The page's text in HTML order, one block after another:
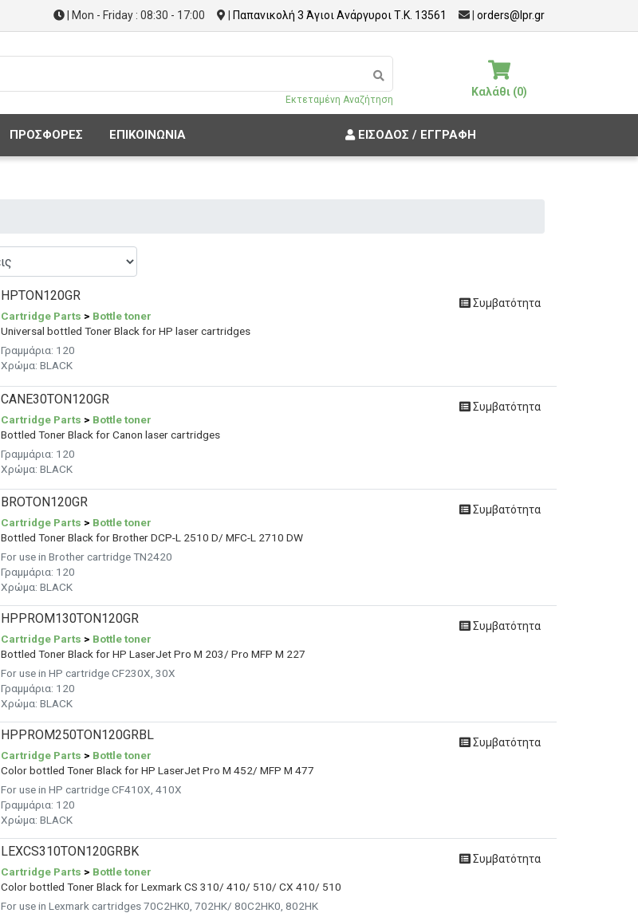
| Mon - Friday : 08:30 - 17:00 Παπανικολή 3 Άγιοι Ανάργυροι Τ.Κ. 13561 orders@lpr.gr
Εκτεταμένη Αναζήτηση
Καλάθι (0)
ΠΡΟΣΦΟΡΕΣ ΕΠΙΚΟΙΝΩΝΙΑ ΕΊΣΟΔΟΣ / ΕΓΓΡΑΦΉ
HPTON120GR
Cartridge Parts > Bottle toner
Universal bottled Toner Black for HP laser cartridges
Γραμμάρια: 120
Χρώμα: BLACK
Συμβατότητα
CANE30TON120GR
Cartridge Parts > Bottle toner
Bottled Toner Black for Canon laser cartridges
Γραμμάρια: 120
Χρώμα: BLACK
Συμβατότητα
BROTON120GR
Cartridge Parts > Bottle toner
Bottled Toner Black for Brother DCP-L 2510 D/ MFC-L 2710 DW
For use in Brother cartridge TN2420
Γραμμάρια: 120
Χρώμα: BLACK
Συμβατότητα
HPPROM130TON120GR
Cartridge Parts > Bottle toner
Bottled Toner Black for HP LaserJet Pro M 203/ Pro MFP M 227
For use in HP cartridge CF230X, 30X
Γραμμάρια: 120
Χρώμα: BLACK
Συμβατότητα
HPPROM250TON120GRBL
Cartridge Parts > Bottle toner
Color bottled Toner Black for HP LaserJet Pro M 452/ MFP M 477
For use in HP cartridge CF410X, 410X
Γραμμάρια: 120
Χρώμα: BLACK
Συμβατότητα
LEXCS310TON120GRBK
Cartridge Parts > Bottle toner
Color bottled Toner Black for Lexmark CS 310/ 410/ 510/ CX 410/ 510
For use in Lexmark cartridges 70C2HK0, 702HK/ 80C2HK0, 802HK
Συμβατότητα